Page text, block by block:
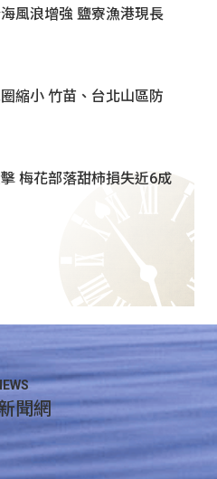
風浪增強 鹽寮漁港現長
縮小 竹苗、台北山區防
梅花部落甜柿損失近6成
聞網